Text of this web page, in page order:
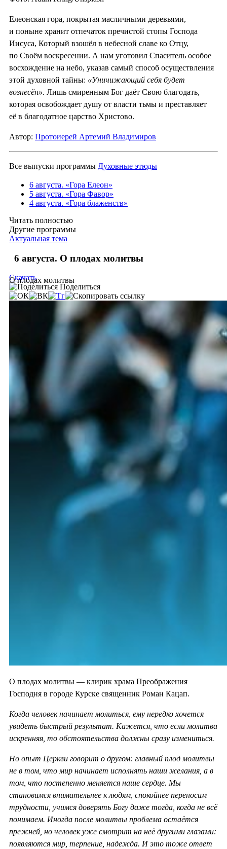
Елеонская гора, покрытая масличными деревьями,
и поныне хранит отпечаток пречистой стопы Господа
Иисуса, Который взошёл в небесной славе ко Отцу,
по Своём воскресении. А нам уготовил Спаситель особое
восхождение на небо, указав самый способ осуществления
этой духовной тайны: «Уничижающий себя будет
вознесён». Лишь смиренным Бог даёт Свою благодать,
которая освобождает душу от власти тьмы и преставляет
её в благодатное царство Христово.
Автор: Протоиерей Артемий Владимиров
Все выпуски программы Духовные этюды
6 августа. «Гора Елеон»
5 августа. «Гора Фавор»
4 августа. «Гора блаженств»
Читать полностью
Другие программы
Актуальная тема
6 августа. О плодах молитвы
О плодах молитвы
Скачать
Поделиться
О плодах молитвы — клирик храма Преображения
Господня в городе Курске священник Роман Кацап.
Когда человек начинает молиться, ему нередко хочется
увидеть быстрый результат. Кажется, что если молитва
искренняя, то обстоятельства должны сразу измениться.
Но опыт Церкви говорит о другом: главный плод молитвы
не в том, что мир начинает исполнять наши желания, а в
том, что постепенно меняется наше сердце. Мы
становимся внимательнее к людям, спокойнее переносим
трудности, учимся доверять Богу даже тогда, когда не всё
понимаем. Иногда после молитвы проблема остаётся
прежней, но человек уже смотрит на неё другими глазами:
появляются мир, терпение, надежда. И это тоже ответ